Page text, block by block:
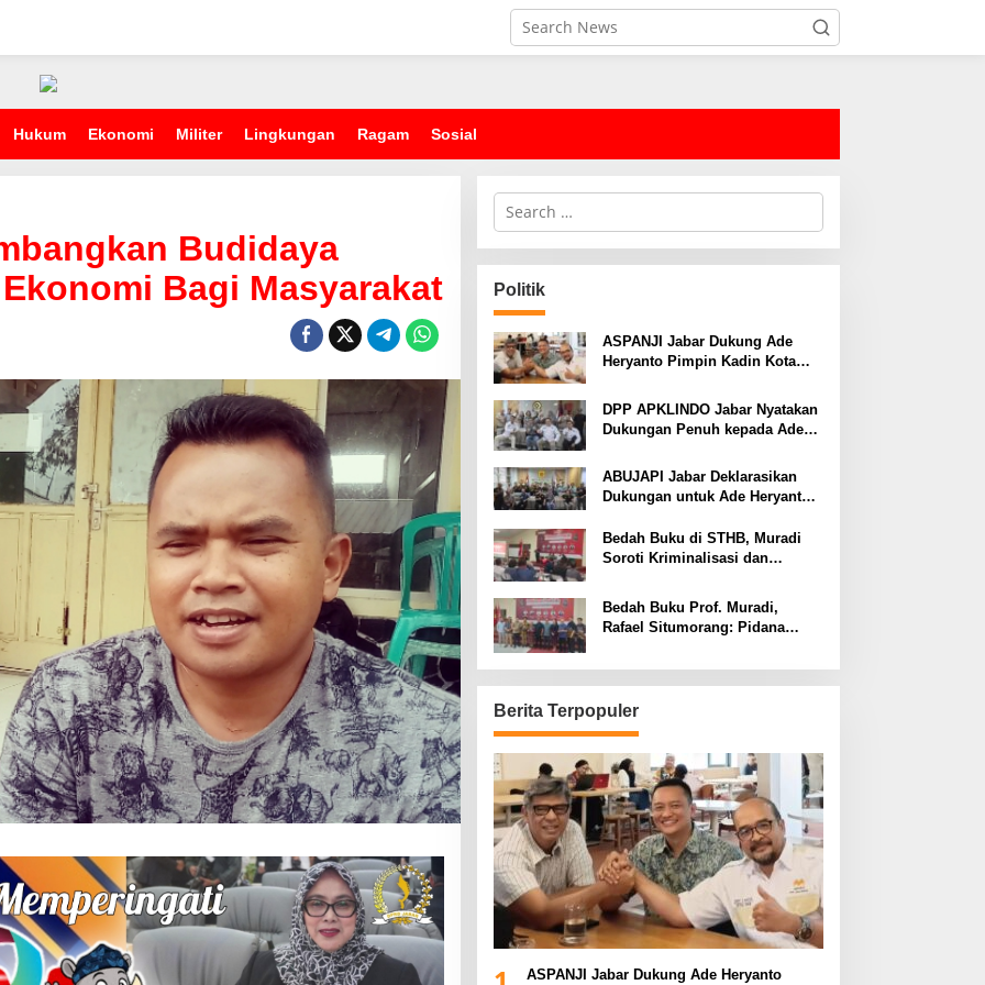
Hukum Ekonomi Militer Lingkungan Ragam Sosial
Budidaya
Bagi Masyarakat
S
r
c
h
f
o
r
:
Politik
ASPANJI Jabar Dukung Ade
Heryanto Pimpin Kadin Kota
DPP APKLINDO Jabar Nyatakan
Dukungan Penuh kepada Ade
Bandung
ABUJAPI Jabar Deklarasikan
Dukungan untuk Ade Heryanto
Bedah Buku di STHB, Muradi
Soroti Kriminalisasi dan
Bedah Buku Prof. Muradi,
Rafael Situmorang: Pidana
Objektif
Berita Terpopuler
ASPANJI Jabar Dukung Ade Heryanto